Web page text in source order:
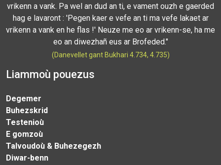
vrikenn a vank. Pa wel an dud an ti, e vament ouzh e gaerded
hag e lavaront : 'Pegen kaer e vefe an ti ma vefe lakaet ar
vrikenn a vank en he flas !' Neuze me eo ar vrikenn-se, ha me
eo an diwezhañ eus ar Brofeded."
(Danevellet gant Bukhari 4.734, 4.735)
Liammoù pouezus
Degemer
Buhezskrid
Testenioù
E gomzoù
Talvoudoù & Buhezegezh
Diwar-benn